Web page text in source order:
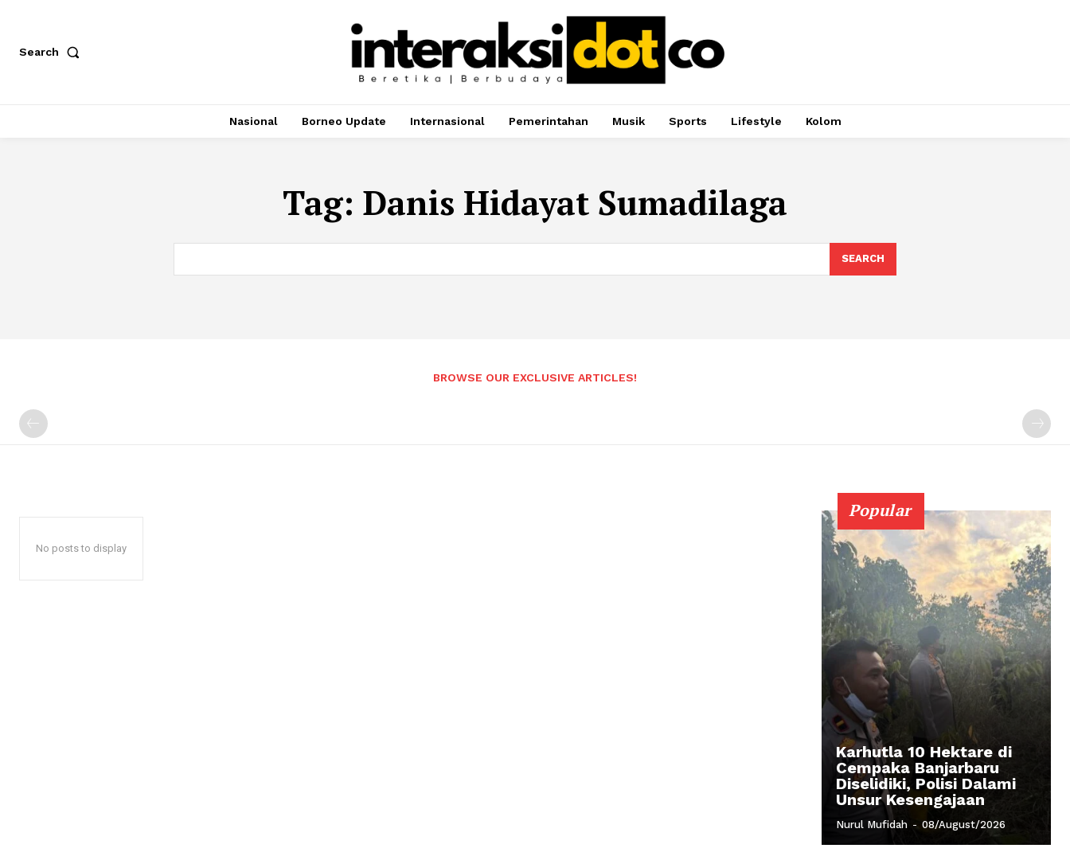
Search
Nasional Borneo Update Internasional Pemerintahan Musik Sports Lifestyle Kolom
Tag: Danis Hidayat Sumadilaga
SEARCH
BROWSE OUR EXCLUSIVE ARTICLES!
No posts to display
Popular
Karhutla 10 Hektare di
Cempaka Banjarbaru
Diselidiki, Polisi Dalami
Unsur Kesengajaan
Nurul Mufidah - 08/August/2026